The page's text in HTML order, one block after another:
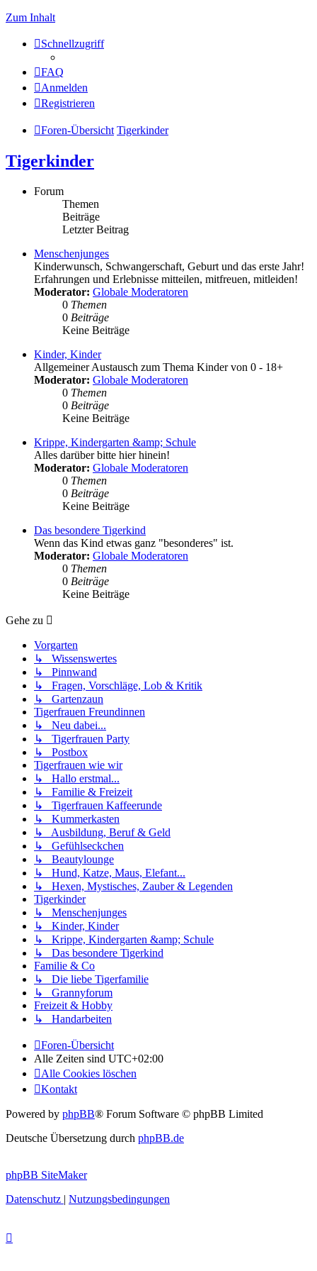
Zum Inhalt
Schnellzugriff
FAQ
Anmelden
Registrieren
Foren-Übersicht Tigerkinder
Tigerkinder
Forum
Themen
Beiträge
Letzter Beitrag
Menschenjunges
Kinderwunsch, Schwangerschaft, Geburt und das erste Jahr!
Erfahrungen und Erlebnisse mitteilen, mitfreuen, mitleiden!
Moderator: Globale Moderatoren
0 Themen
0 Beiträge
Keine Beiträge
Kinder, Kinder
Allgemeiner Austausch zum Thema Kinder von 0 - 18+
Moderator: Globale Moderatoren
0 Themen
0 Beiträge
Keine Beiträge
Krippe, Kindergarten &amp; Schule
Alles darüber bitte hier hinein!
Moderator: Globale Moderatoren
0 Themen
0 Beiträge
Keine Beiträge
Das besondere Tigerkind
Wenn das Kind etwas ganz "besonderes" ist.
Moderator: Globale Moderatoren
0 Themen
0 Beiträge
Keine Beiträge
Gehe zu
Vorgarten
↳ Wissenswertes
↳ Pinnwand
↳ Fragen, Vorschläge, Lob & Kritik
↳ Gartenzaun
Tigerfrauen Freundinnen
↳ Neu dabei...
↳ Tigerfrauen Party
↳ Postbox
Tigerfrauen wie wir
↳ Hallo erstmal...
↳ Familie & Freizeit
↳ Tigerfrauen Kaffeerunde
↳ Kummerkasten
↳ Ausbildung, Beruf & Geld
↳ Gefühlseckchen
↳ Beautylounge
↳ Hund, Katze, Maus, Elefant...
↳ Hexen, Mystisches, Zauber & Legenden
Tigerkinder
↳ Menschenjunges
↳ Kinder, Kinder
↳ Krippe, Kindergarten &amp; Schule
↳ Das besondere Tigerkind
Familie & Co
↳ Die liebe Tigerfamilie
↳ Grannyforum
Freizeit & Hobby
↳ Handarbeiten
Foren-Übersicht
Alle Zeiten sind UTC+02:00
Alle Cookies löschen
Kontakt
Powered by phpBB® Forum Software © phpBB Limited
Deutsche Übersetzung durch phpBB.de
phpBB SiteMaker
Datenschutz | Nutzungsbedingungen